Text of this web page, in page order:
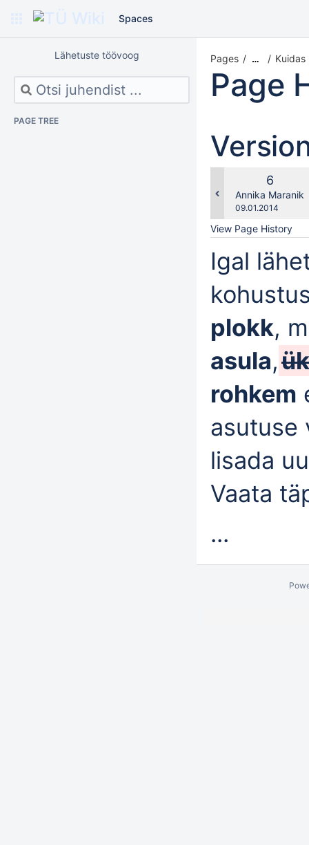
Spaces
Lähetuste töövoog
PAGE TREE
Pages …
Page
Old
Version
6
Annika Maranik
Saved
09.01.2014
View Page History
Igal
plokk,
asula,
rohkem
asutuse
lisada
Vaata
...